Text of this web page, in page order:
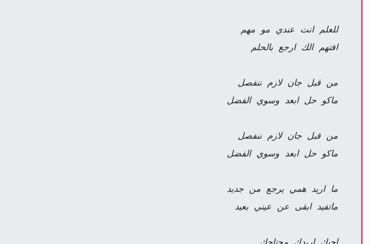
للعلم انت عندي مو مهم
افتهم الك ارجع بالحلم
من قبل جان لازم ننفصل
ماكو حل ابعد وسوي الفضل
من قبل جان لازم ننفصل
ماكو حل ابعد وسوي الفضل
ما اريد همي يرجع من جديد
ماتفيد ابقى عن عيني بعيد
احبك اريدك محتاجك